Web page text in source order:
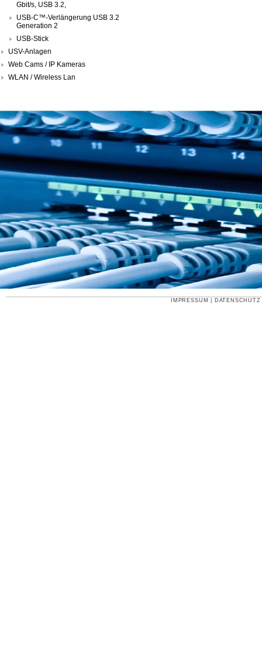
Gbit/s, USB 3.2,
USB-C™-Verlängerung USB 3.2
Generation 2
USB-Stick
USV-Anlagen
Web Cams / IP Kameras
WLAN / Wireless Lan
IMPRESSUM DATENSCHUTZ